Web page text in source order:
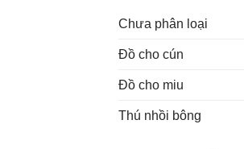
Chưa phân loại
Đồ cho cún
Đồ cho miu
Thú nhồi bông